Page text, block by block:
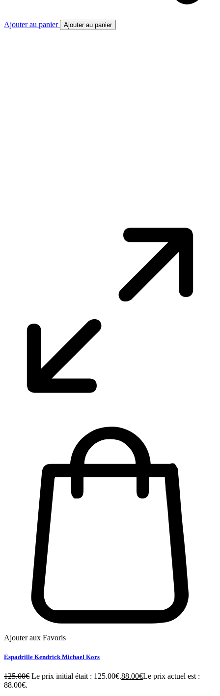
Ajouter au panier Ajouter au panier
Ajouter aux Favoris
Espadrille Kendrick Michael Kors
125.00€ Le prix initial était : 125.00€.88.00€Le prix actuel est :
88.00€.